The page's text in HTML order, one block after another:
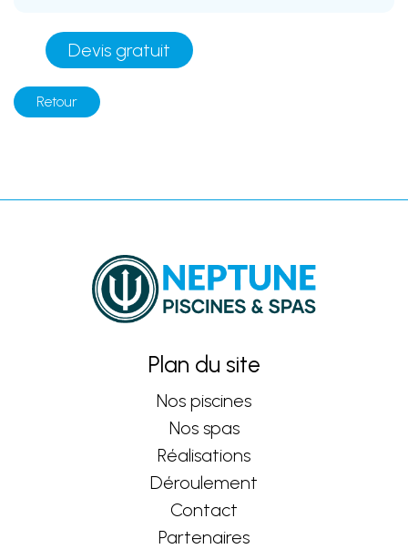
Devis gratuit
Retour
Plan du site
Nos piscines
Nos spas
Réalisations
Déroulement
Contact
Partenaires